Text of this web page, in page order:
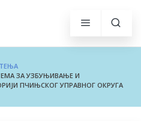
ЗА УЗБУЊИВАЊЕ И
ПЧИЊСКОГ УПРАВНОГ ОКРУГА